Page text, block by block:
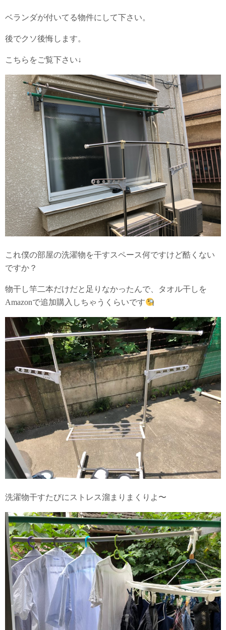
ベランダが付いてる物件にして下さい。
後でクソ後悔します。
こちらをご覧下さい↓
これ僕の部屋の洗濯物を干すスペース何ですけど酷くない
ですか？
物干し竿二本だけだと足りなかったんで、タオル干しを
Amazonで追加購入しちゃうくらいです
洗濯物干すたびにストレス溜まりまくりよ〜